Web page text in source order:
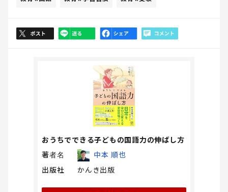
おうちでできる子どもの国語力の伸ばし方
著者名
中本 順也
出版社
かんき出版